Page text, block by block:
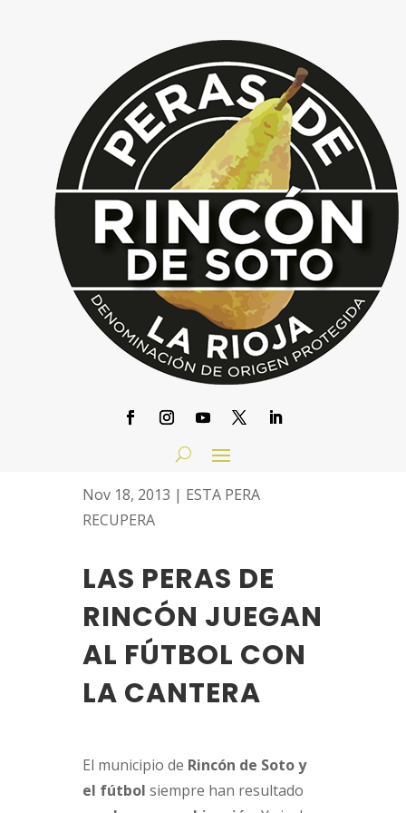
Nov 18, 2013 | ESTA PERA
RECUPERA
LAS PERAS DE
RINCÓN JUEGAN
AL FÚTBOL CON
LA CANTERA
El municipio de Rincón de Soto y
el fútbol siempre han resultado